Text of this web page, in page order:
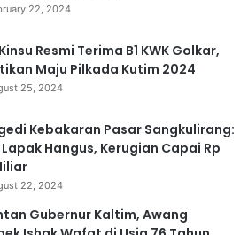
22, 2024
Resmi Terima B1 KWK Golkar,
Maju Pilkada Kutim 2024
25, 2024
Kebakaran Pasar Sangkulirang:
Hangus, Kerugian Capai Rp
22, 2024
Gubernur Kaltim, Awang